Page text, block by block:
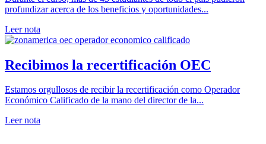
profundizar acerca de los beneficios y oportunidades...
Leer nota
Recibimos la recertificación OEC
Estamos orgullosos de recibir la recertificación como Operador
Económico Calificado de la mano del director de la...
Leer nota